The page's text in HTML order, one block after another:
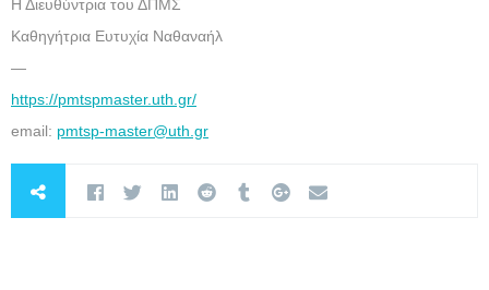
Η Διευθύντρια του ΔΠΜΣ
Καθηγήτρια Ευτυχία Ναθαναήλ
—
https://pmtspmaster.uth.gr/
email: pmtsp-master@uth.gr